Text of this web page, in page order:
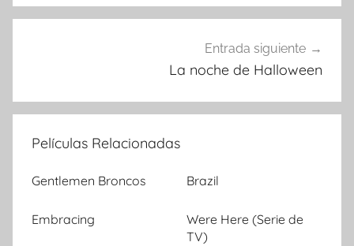
entradas
Entrada siguiente
La noche de Halloween
Películas Relacionadas
Gentlemen Broncos Brazil
Embracing
Were Here (Serie de
TV)